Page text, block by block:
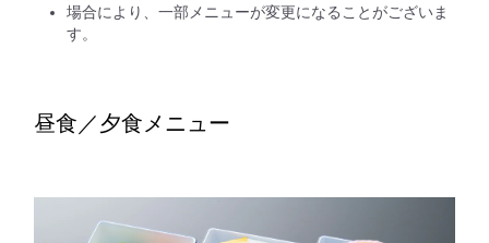
場合により、一部メニューが変更になることがございま
す。
昼食／夕食メニュー